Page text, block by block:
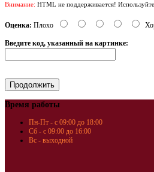
Внимание: HTML не поддерживается!
Оценка: Плохо
Введите код, указанный на картинке:
Время работы
Пн-Пт - с 09:00 до 18:00
Сб - с 09:00 до 16:00
Вс - выходной